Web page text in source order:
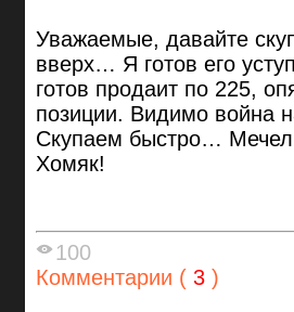
Уважаемые, давайте
вверх… Я готов его
готов продаит по 225,
позиции. Видимо война
Скупаем быстро…
Хомяк!
100
Комментарии ( 3 )